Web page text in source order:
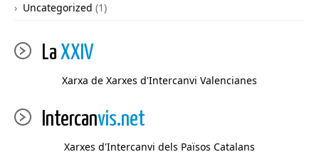
Uncategorized (1)
La XXIV
Xarxa de Xarxes d'Intercanvi Valencianes
Intercanvis.net
Xarxes d'Intercanvi dels Països Catalans